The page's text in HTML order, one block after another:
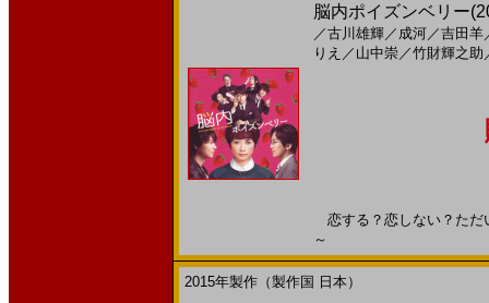
脳内ポイズンベリー
／古川雄輝／ 成河／吉田羊
りえ ／ 山中崇／竹財輝之助
恋する？恋しない？た
～
2015年製作（製作国 日本）